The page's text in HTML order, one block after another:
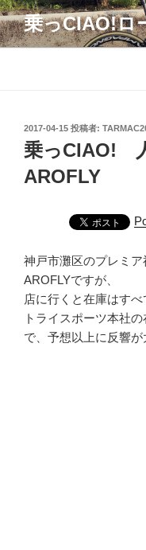
コ
ン
テ
乗っCIAO!ロ
投
稿
日:
2017-04-15 投稿者:
乗っCIAO!
AROFLY
神戸市灘区のプレミ
AROFLYですが、
店に行くと在庫はすべ
トライスポーツ本社
で、予想以上に反響が